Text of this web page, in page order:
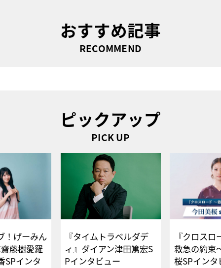
おすすめ記事
RECOMMEND
ピックアップ
PICK UP
！げーみん
藤樹愛羅
SPインタ
『タイムトラベルダデ
ィ』ダイアン津田篤宏S
Pインタビュー
『クロス
救急の約束
桜SPイ